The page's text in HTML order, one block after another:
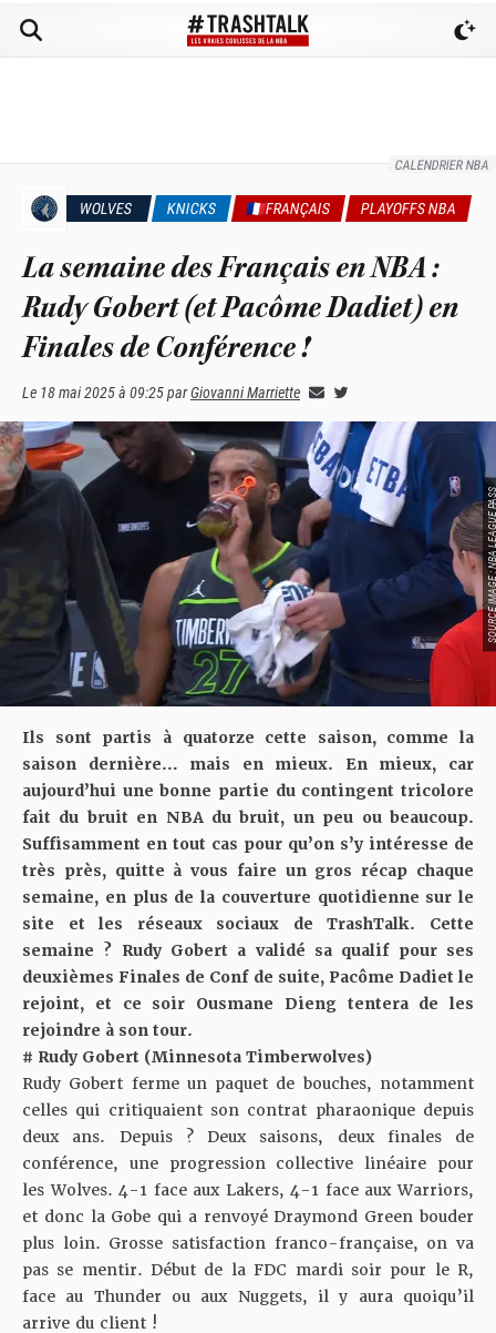
CALENDRIER NBA
WOLVES KNICKS 🇫🇷FRANÇAIS PLAYOFFS NBA
La semaine des Français en NBA :
Rudy Gobert (et Pacôme Dadiet) en
Finales de Conférence !
Le 18 mai 2025 à 09:25parGiovanni Marriette
SOURCE
Ils sont partis à quatorze cette saison, comme la
saison dernière… mais en mieux. En mieux, car
aujourd’hui une bonne partie du contingent tricolore
fait du bruit en NBA du bruit, un peu ou beaucoup.
Suffisamment en tout cas pour qu’on s’y intéresse de
très près, quitte à vous faire un gros récap chaque
semaine, en plus de la couverture quotidienne sur le
site et les réseaux sociaux de TrashTalk. Cette
semaine ? Rudy Gobert a validé sa qualif pour ses
deuxièmes Finales de Conf de suite, Pacôme Dadiet le
rejoint, et ce soir Ousmane Dieng tentera de les
rejoindre à son tour.
# Rudy Gobert (Minnesota Timberwolves)
Rudy Gobert ferme un paquet de bouches, notamment
celles qui critiquaient son contrat pharaonique depuis
deux ans. Depuis ? Deux saisons, deux finales de
conférence, une progression collective linéaire pour
les Wolves. 4-1 face aux Lakers, 4-1 face aux Warriors,
et donc la Gobe qui a renvoyé Draymond Green bouder
plus loin. Grosse satisfaction franco-française, on va
pas se mentir. Début de la FDC mardi soir pour le R,
face au Thunder ou aux Nuggets, il y aura quoiqu’il
arrive du client !